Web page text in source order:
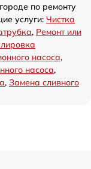
по ремонту
услуги: Чистка
, Ремонт или
насоса,
насоса,
, Замена сливного